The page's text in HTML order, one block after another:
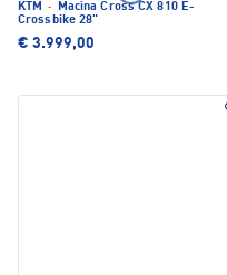
KTM ·
Macina Cross CX 810 E-
Crossbike 28"
€ 3.999,00